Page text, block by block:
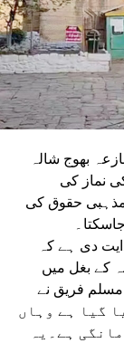
بھوج شالہ
نماز کی
حقوق کی
دی ہے کہ
کے بغل میں
فریق نے
گیا ہے وہاں
ہے۔یہ